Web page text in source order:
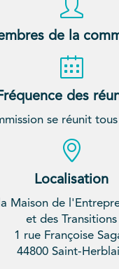
de la
des
se réunit
Localisation
Maison de
et des Transitions
1 rue Françoise
44800 Saint-